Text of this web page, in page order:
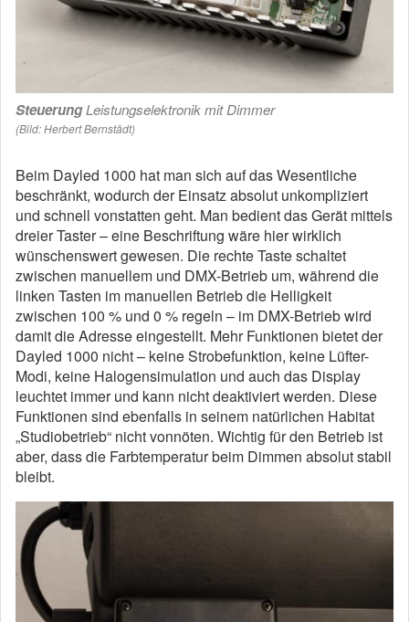
SteuerungLeistungselektronik mit Dimmer
(Bild: Herbert Bernstädt)
Beim Dayled 1000 hat man sich auf das Wesentliche
beschränkt, wodurch der Einsatz absolut unkompliziert
und schnell vonstatten geht. Man bedient das Gerät mittels
dreier Taster – eine Beschriftung wäre hier wirklich
wünschenswert gewesen. Die rechte Taste schaltet
zwischen manuellem und DMX-Betrieb um, während die
linken Tasten im manuellen Betrieb die Helligkeit
zwischen 100 % und 0 % regeln – im DMX-Betrieb wird
damit die Adresse eingestellt. Mehr Funktionen bietet der
Dayled 1000 nicht – keine Strobefunktion, keine Lüfter-
Modi, keine Halogensimulation und auch das Display
leuchtet immer und kann nicht deaktiviert werden. Diese
Funktionen sind ebenfalls in seinem natürlichen Habitat
„Studiobetrieb“ nicht vonnöten. Wichtig für den Betrieb ist
aber, dass die Farbtemperatur beim Dimmen absolut stabil
bleibt.